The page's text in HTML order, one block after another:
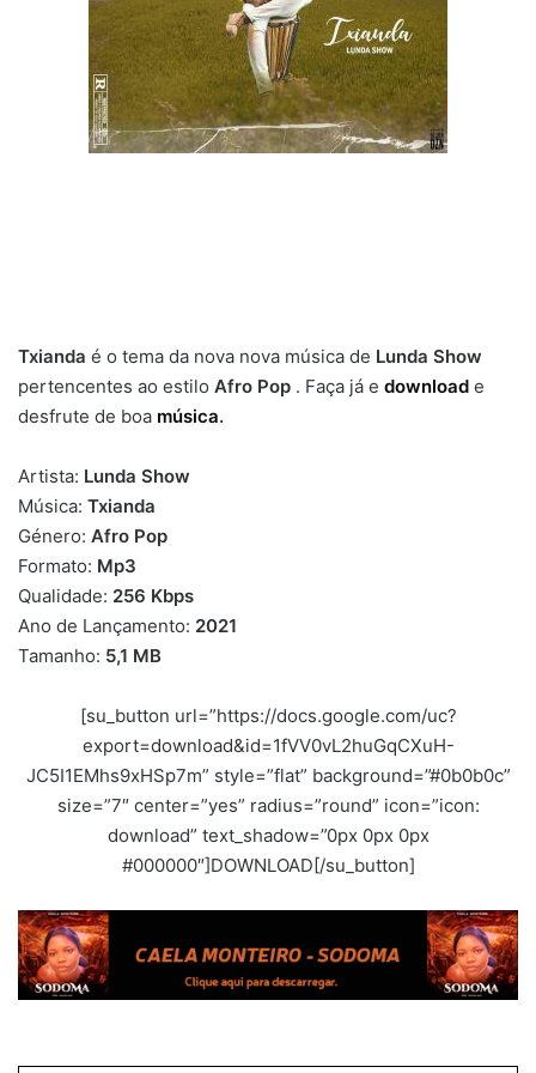
Txianda é o tema da nova nova música de Lunda Show
pertencentes ao estilo Afro Pop . Faça já e download e
desfrute de boa música.
Artista: Lunda Show
Música: Txianda
Género: Afro Pop
Formato: Mp3
Qualidade: 256 Kbps
Ano de Lançamento: 2021
Tamanho: 5,1 MB
[su_button url=”https://docs.google.com/uc?
export=download&id=1fVV0vL2huGqCXuH-
JC5I1EMhs9xHSp7m” style=”flat” background=”#0b0b0c”
size=”7″ center=”yes” radius=”round” icon=”icon:
download” text_shadow=”0px 0px 0px
#000000″]DOWNLOAD[/su_button]